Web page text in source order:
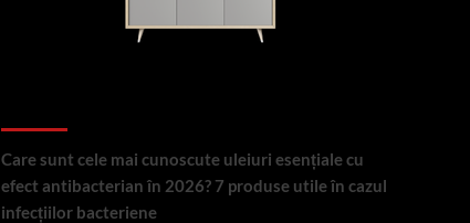
Care sunt cele mai cunoscute uleiuri esențiale cu
efect antibacterian în 2026? 7 produse utile în cazul
infecțiilor bacteriene